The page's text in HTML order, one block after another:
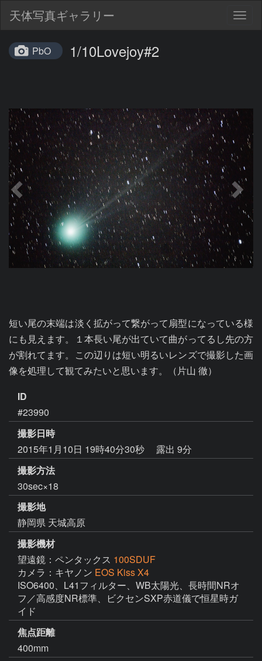
天体写真ギャラリー
PbO 1/10Lovejoy#2
短い尾の末端は淡く拡がって繋がって扇型になっている様
にも見えます。１本長い尾が出ていて曲がってるし先の方
が割れてます。この辺りは短い明るいレンズで撮影した画
像を処理して観てみたいと思います。（片山 徹）
ID
#23990
撮影日時
2015年1月10日 19時40分30秒
露出 9分
撮影方法
30sec×18
撮影地
静岡県 天城高原
撮影機材
望遠鏡：ペンタックス 100SDUF
カメラ：キヤノン EOS Kiss X4
ISO6400、L41フィルター、WB太陽光、長時間NRオ
フ／高感度NR標準、ビクセンSXP赤道儀で恒星時ガ
イド
焦点距離
400mm